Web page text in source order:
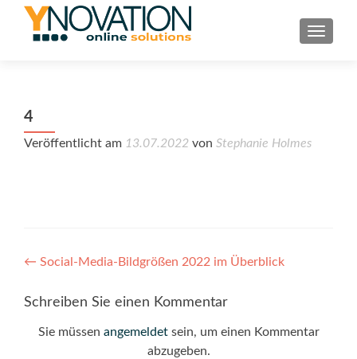
4
Veröffentlicht am 13.07.2022 von Stephanie Holmes
Post
navigation
← Social-Media-Bildgrößen 2022 im Überblick
Schreiben Sie einen Kommentar
Sie müssen angemeldetsein, um einen Kommentar
abzugeben.